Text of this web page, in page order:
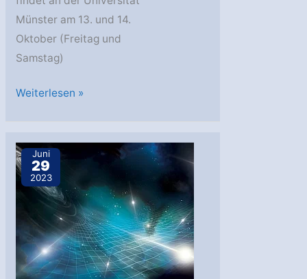
Münster am 13. und 14.
Oktober (Freitag und
Samstag)
WWU:
Team
lädt
zum
Astroseminar
ein
Weiterlesen »
Juni
29
2023